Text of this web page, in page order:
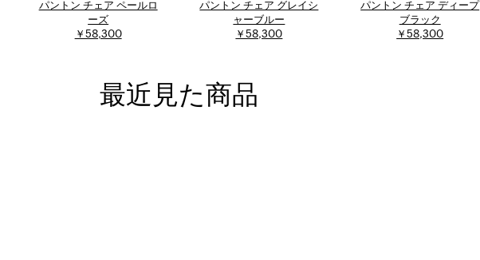
パントン チェア ペールロ
ーズ
￥58,300
パントン チェア グレイシ
ャーブルー
￥58,300
パントン チェア ディープ
ブラック
￥58,300
最近見た商品